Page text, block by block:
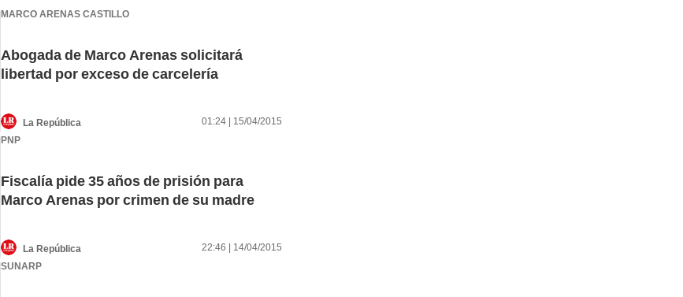
MARCO ARENAS CASTILLO
Abogada de Marco Arenas solicitará
libertad por exceso de carcelería
La República
01:24 | 15/04/2015
PNP
Fiscalía pide 35 años de prisión para
Marco Arenas por crimen de su madre
La República
22:46 | 14/04/2015
SUNARP